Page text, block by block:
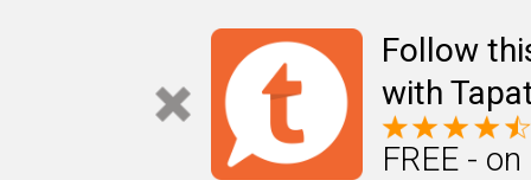
Follow
with
FREE -